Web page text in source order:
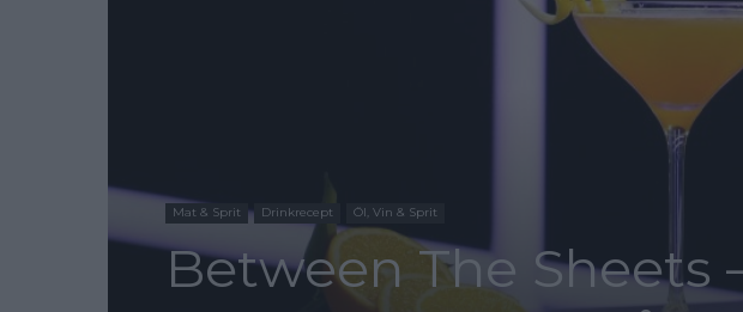
Mat & Sprit Drinkrecept Öl, Vin & Sprit
Between The Sheets